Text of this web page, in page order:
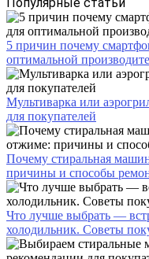
5 причин почему
оптимальной
Мультиварка или
для покупателей
Почему стиральная
причины и способы
Что лучше выбрать —
холодильник. Советы